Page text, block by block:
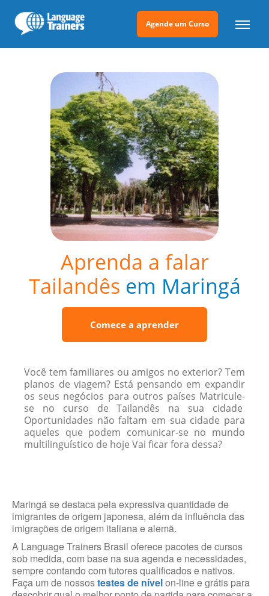
Agende um Curso
Aprenda a falar
Tailandês em Maringá
Comece a aprender
Você tem familiares ou amigos no exterior? Tem
planos de viagem? Está pensando em expandir
os seus negócios para outros países Matricule-
se no curso de Tailandês na sua cidade
Oportunidades não faltam em sua cidade para
aqueles que podem comunicar-se no mundo
multilinguístico de hoje Vai ficar fora dessa?
Maringá se destaca pela expressiva quantidade de
imigrantes de origem japonesa, além da influência das
imigrações de origem italiana e alemã.
A Language Trainers Brasil oferece pacotes de cursos
sob medida, com base na sua agenda e necessidades,
sempre contando com tutores qualificados e nativos.
Faça um de nossostestes de nívelon-line e grátis para